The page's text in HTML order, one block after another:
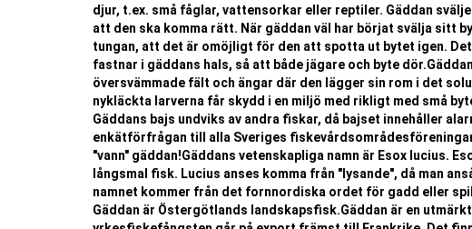
djur, t.ex. små fåglar, vattensorkar eller reptiler. Gäddan
att den ska komma rätt. När gäddan väl har börjat svälja sitt
tungan, att det är omöjligt för den att spotta ut bytet igen.
fastnar i gäddans hals, så att både jägare och byte
översvämmade fält och ängar där den lägger sin rom i det
nykläckta larverna får skydd i en miljö med rikligt med små
Gäddans bajs undviks av andra fiskar, då bajset innehåller
enkätförfrågan till alla Sveriges
"vann" gäddan!Gäddans vetenskapliga namn är Esox lucius.
långsmal fisk. Lucius anses komma från "lysande", då man
namnet kommer från det fornnordiska ordet för gadd eller
Gäddan är Östergötlands landskapsfisk.Gäddan är en